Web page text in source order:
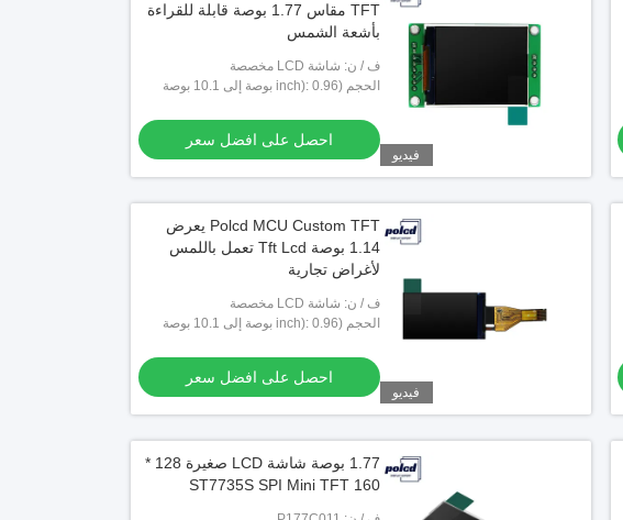
فيديو
TFT مقاس 1.77 بوصة قابلة للقراءة
بأشعة الشمس
ف / ن: شاشة LCD مخصصة
الحجم (inch): 0.96 بوصة إلى 10.1 بوصة
احصل على افضل سعر
فيديو
Polcd MCU Custom TFT يعرض
1.14 بوصة Tft Lcd تعمل باللمس
لأغراض تجارية
ف / ن: شاشة LCD مخصصة
الحجم (inch): 0.96 بوصة إلى 10.1 بوصة
احصل على افضل سعر
1.77 بوصة شاشة LCD صغيرة 128 *
160 ST7735S SPI Mini TFT